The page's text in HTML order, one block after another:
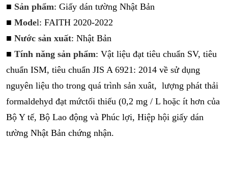
■ Sản phẩm: Giấy dán tường Nhật Bản
■ Model: FAITH 2020-2022
■ Nước sản xuất: Nhật Bản
■ Tính năng sản phẩm: Vật liệu đạt tiêu chuẩn SV, tiêu
chuẩn ISM, tiêu chuẩn JIS A 6921: 2014 về sử dụng
nguyên liệu tho trong quá trình sản xuât, lượng phát thải
formaldehyd đạt mứctối thiếu (0,2 mg / L hoặc ít hơn của
Bộ Y tế, Bộ Lao động và Phúc lợi, Hiệp hội giấy dán
tường Nhật Bản chứng nhận.